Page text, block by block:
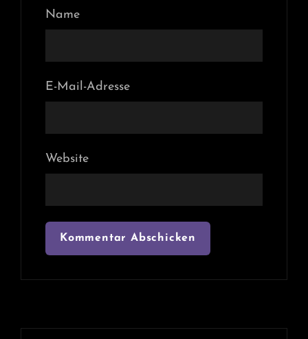
Name
E-Mail-Adresse
Website